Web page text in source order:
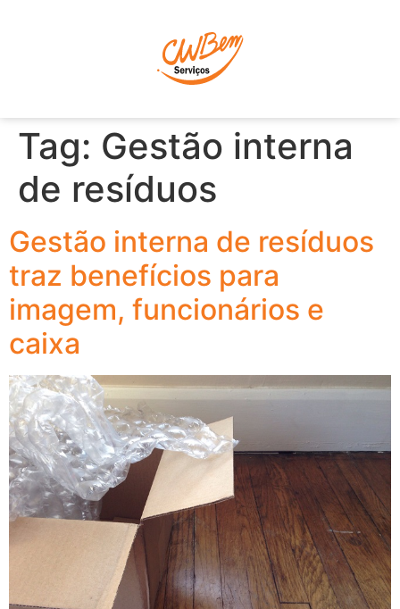
Tag: Gestão interna
de resíduos
Gestão interna de resíduos
traz benefícios para
imagem, funcionários e
caixa